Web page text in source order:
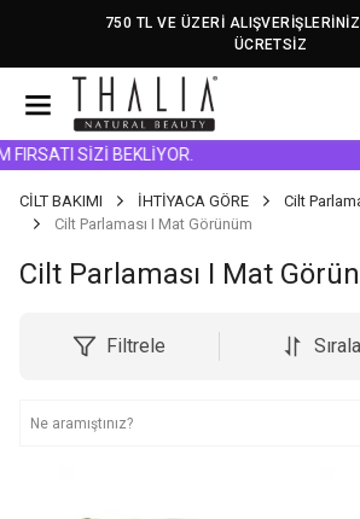
750 TL VE ÜZERİ
ÜCRETSİZ
SİZİ BEKLİYOR.
CİLT BAKIMI İHTİYACA GÖRE
Cilt
Cilt Parlaması I Mat Görünüm
Cilt Parlaması I Mat
Filtrele Sırala